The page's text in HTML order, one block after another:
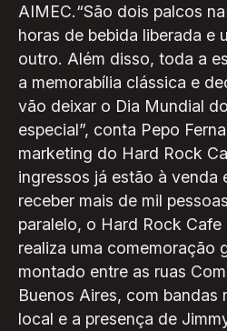
AIMEC.“São dois palcos
horas de bebida liberada e
outro. Além disso, toda a
a memorabília clássica e
vão deixar o Dia Mundial
especial”, conta Pepo
marketing do Hard Rock
ingressos já estão à venda
receber mais de mil
paralelo, o Hard Rock Cafe
realiza uma comemoração
montado entre as ruas
Buenos Aires, com bandas
local e a presença de